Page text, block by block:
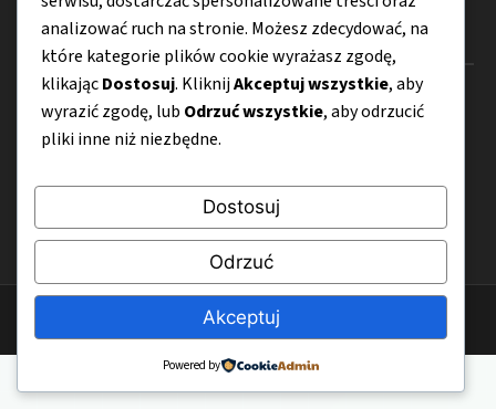
Menu
Kontakt
Mapa strony
Polityka prywatności
© 2026 jasfood.pl
analizować ruch na stronie. Możesz zdecydować, na
które kategorie plików cookie wyrażasz zgodę,
klikającDostosuj. KliknijAkceptuj wszystkie, aby
wyrazić zgodę, lub Odrzuć wszystkie, aby odrzucić
pliki inne niż niezbędne.
Dostosuj
Odrzuć
Akceptuj
Powered by